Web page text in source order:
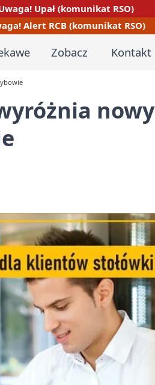
Upał (komunikat RSO)
Alert RCB (komunikat RSO)
Zobacz Kontakt
nowy